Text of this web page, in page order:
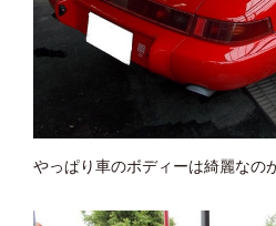
やっぱり車のボディーは綺麗なの